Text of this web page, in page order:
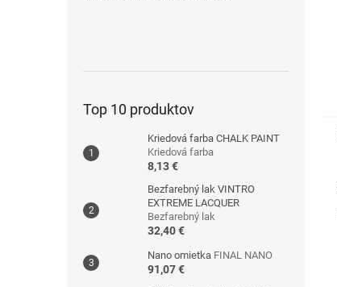
Top 10 produktov
Kriedová farba CHALK PAINT
Kriedová farba
8,13 €
Bezfarebný lak VINTRO
EXTREME LACQUER
Bezfarebný lak
32,40 €
Nano omietka FINAL NANO
91,07 €